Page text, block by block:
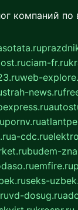
компаний по
ciam-fr.ru
web-
strah-news.ru
pornv.ru
a-cdc.ru
budem-
emfire.ru
seks-
vd-dosug.ru